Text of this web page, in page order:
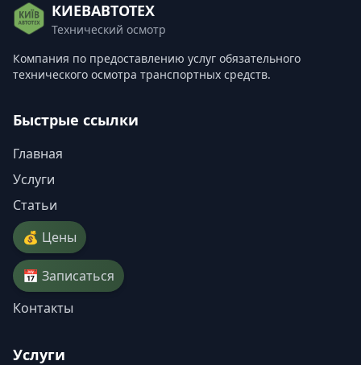
КИЕВАВТОТЕХ
Технический осмотр
Компания по предоставлению услуг обязательного
технического осмотра транспортных средств.
Быстрые ссылки
Главная
Услуги
Статьи
💰 Цены
📅 Записаться
Контакты
Услуги